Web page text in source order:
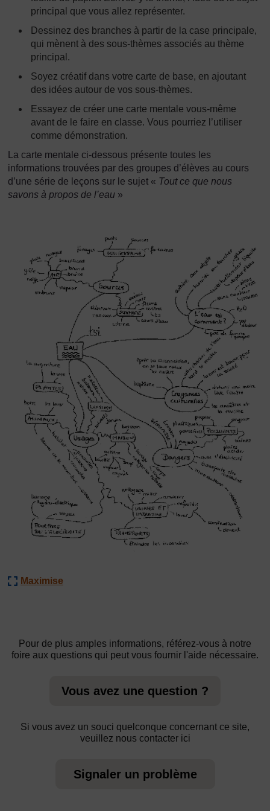
principal que vous allez représenter.
Dessinez des branches à partir de la case principale,
qui mènent à des sous-thèmes associés au thème
principal.
Soyez créatif dans votre carte de base, en ajoutant
des idées autour de vos sous-thèmes.
Essayez de créer une carte mentale vous-même
avant de le faire en classe. Vous pourriez l’utiliser
comme démonstration.
La carte mentale ci-dessous présente toutes les
informations trouvées par des groupes d’élèves au cours
d’une série de leçons sur le sujet « Tout ce que nous
savons à propos de l’eau »
Maximise
Pour de plus amples informations, référez-vous à notre
foire aux questions qui peut vous fournir l'aide nécessaire.
Vous avez une question ?
Si vous avez un souci quelconque concernant ce site,
veuillez nous contacter ici
Signaler un problème